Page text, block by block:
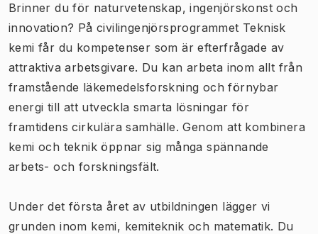
Brinner du för naturvetenskap, ingenjörskonst och
innovation? På civilingenjörsprogrammet Teknisk
kemi får du kompetenser som är efterfrågade av
attraktiva arbetsgivare. Du kan arbeta inom allt från
framstående läkemedelsforskning och förnybar
energi till att utveckla smarta lösningar för
framtidens cirkulära samhälle. Genom att kombinera
kemi och teknik öppnar sig många spännande
arbets- och forskningsfält.
Under det första året av utbildningen lägger vi
grunden inom kemi, kemiteknik och matematik. Du